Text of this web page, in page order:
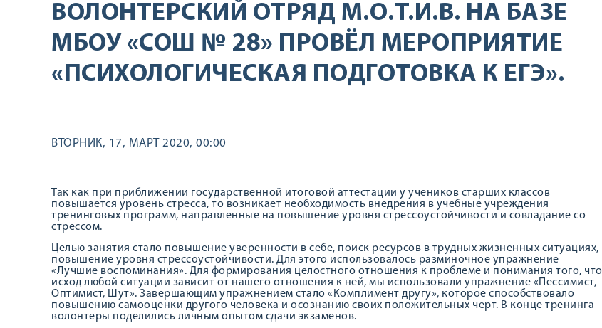
ВОЛОНТЕРСКИЙ ОТРЯД М.О.Т.И.В. НА БАЗЕ
МБОУ «СОШ № 28» ПРОВЁЛ МЕРОПРИЯТИЕ
«ПСИХОЛОГИЧЕСКАЯ ПОДГОТОВКА К ЕГЭ».
ВТОРНИК, 17, МАРТ 2020, 00:00
Так как при приближении государственной итоговой аттестации у учеников старших классов
повышается уровень стресса, то возникает необходимость внедрения в учебные учреждения
тренинговых программ, направленные на повышение уровня стрессоустойчивости и совладание со
стрессом.
Целью занятия стало повышение уверенности в себе, поиск ресурсов в трудных жизненных ситуациях,
повышение уровня стрессоустойчивости. Для этого использовалось разминочное упражнение
«Лучшие воспоминания». Для формирования целостного отношения к проблеме и понимания того, что
исход любой ситуации зависит от нашего отношения к ней, мы использовали упражнение «Пессимист,
Оптимист, Шут». Завершающим упражнением стало «Комплимент другу», которое способствовало
повышению самооценки другого человека и осознанию своих положительных черт. В конце тренинга
волонтеры поделились личным опытом сдачи экзаменов.